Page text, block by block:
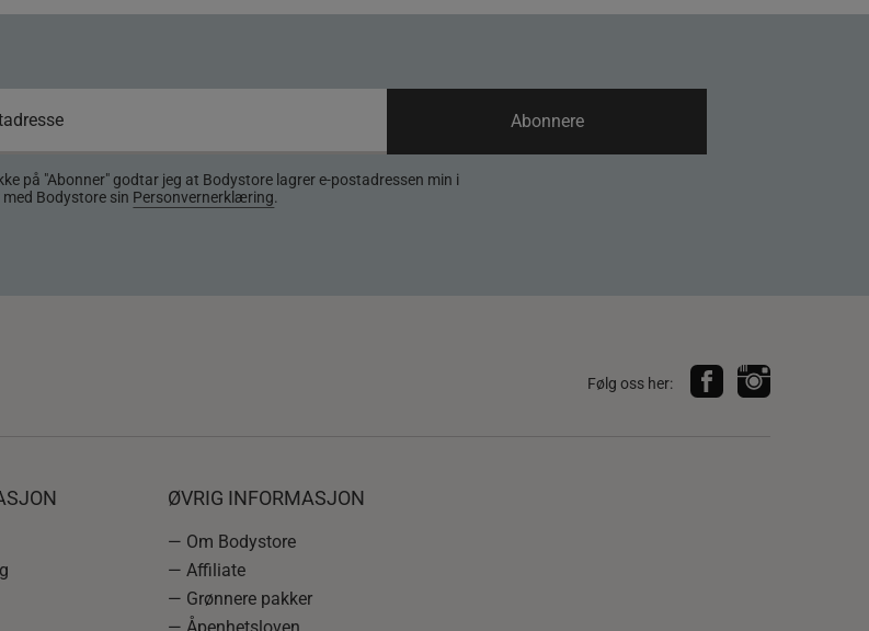
på "Abonner" godtar jeg at Bodystore lagrer e-postadressen min i
Bodystore sin Personvernerklæring.
Abonnere
Følg oss her:
ØVRIG INFORMASJON
— Om Bodystore
— Affiliate
— Grønnere pakker
— Åpenhetsloven